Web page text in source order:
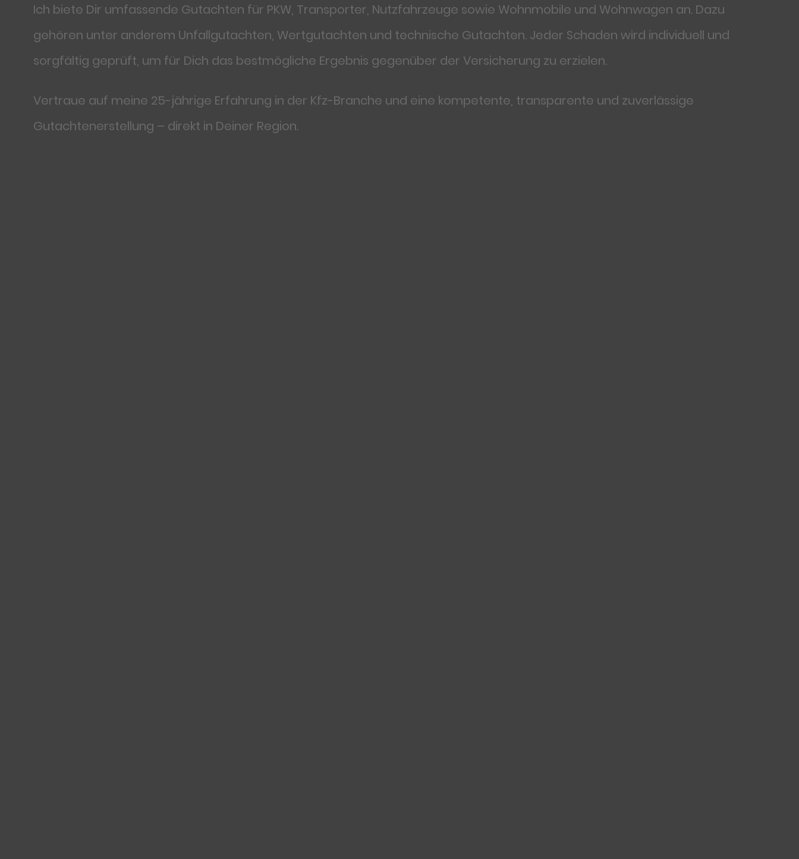
Ich biete Dir umfassende Gutachten für PKW, Transporter, Nutzfahrzeuge sowie Wohnmobile und Wohnwagen an. Dazu
gehören unter anderem Unfallgutachten, Wertgutachten und technische Gutachten. Jeder Schaden wird individuell und
sorgfältig geprüft, um für Dich das bestmögliche Ergebnis gegenüber der Versicherung zu erzielen.
Vertraue auf meine 25-jährige Erfahrung in der Kfz-Branche und eine kompetente, transparente und zuverlässige
Gutachtenerstellung – direkt in Deiner Region.